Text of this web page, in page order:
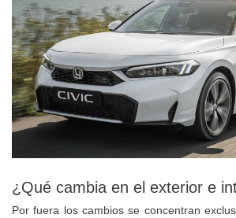
¿Qué cambia en el exterior e
Por fuera los cambios se concentran